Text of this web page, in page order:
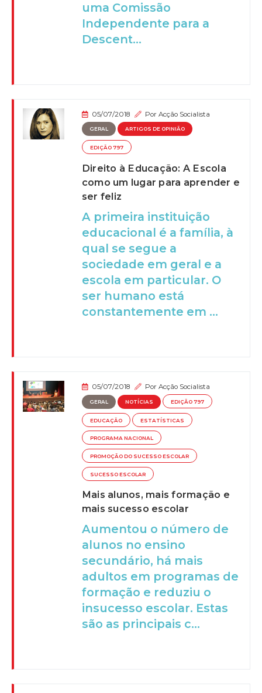
uma Comissão
Independente para a
Descent...
05/07/2018 PorAcção Socialista
GERAL ARTIGOS DE OPINIÃO
EDIÇÃO 797
Direito à Educação: A Escola
como um lugar para aprender e
ser feliz
A primeira instituição
educacional é a família, à
qual se segue a
sociedade em geral e a
escola em particular. O
ser humano está
constantemente em ...
05/07/2018 PorAcção Socialista
GERAL NOTÍCIAS EDIÇÃO 797
EDUCAÇÃO ESTATÍSTICAS
PROGRAMA NACIONAL
PROMOÇÃO DO SUCESSO ESCOLAR
SUCESSO ESCOLAR
Mais alunos, mais formação e
mais sucesso escolar
Aumentou o número de
alunos no ensino
secundário, há mais
adultos em programas de
formação e reduziu o
insucesso escolar. Estas
são as principais c...